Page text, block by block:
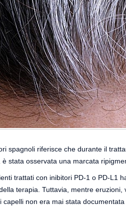
spagnoli riferisce che durante il
è stata osservata una marcata
trattati con inibitori PD-1 o PD-L1
terapia. Tuttavia, mentre eruzioni,
capelli non era mai stata